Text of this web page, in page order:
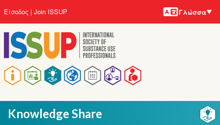
προς
το
κυρίως
περιεχόμενο
Main
navigation
User
account
menu
Είσοδος Join ISSUP Γλώσσα
Knowledge Share